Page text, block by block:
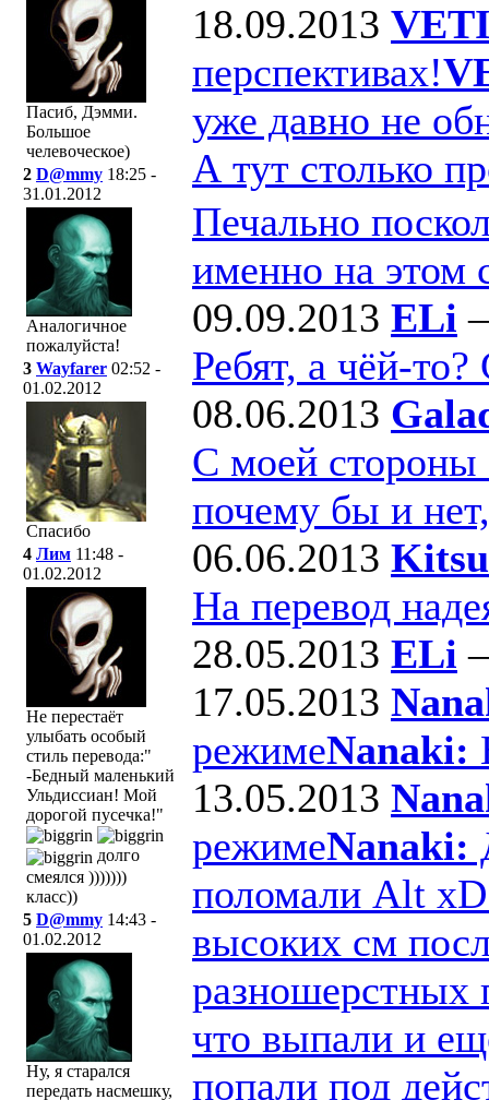
Пасиб, Дэмми.
Большое
челевоческое)
2 D@mmy 18:25 -
31.01.2012
Аналогичное
пожалуйста!
3 Wayfarer 02:52 -
01.02.2012
Спасибо
4 Лим 11:48 -
01.02.2012
Не перестаёт
улыбать особый
стиль перевода:"
-Бедный маленький
Ульдиссиан! Мой
дорогой пусечка!"
долго
смеялся )))))))
класс))
5 D@mmy 14:43 -
01.02.2012
Ну, я старался
передать насмешку,
18.09.2013
перспективах!
уже давно не
А тут столько
Печально
именно на этом
09.09.2013 ELi
Ребят, а чёй-
08.06.2013
С моей стороны
почему бы и
06.06.2013
На перевод
28.05.2013 ELi
17.05.2013
режимеNanaki:
13.05.2013
режимеNanaki:
поломали Alt
высоких см
разношерстных
что выпали и
попали под